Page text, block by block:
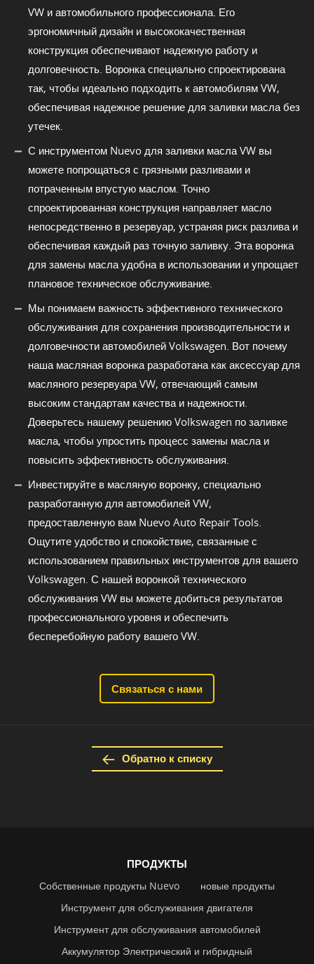
VW и автомобильного профессионала. Его
эргономичный дизайн и высококачественная
конструкция обеспечивают надежную работу и
долговечность. Воронка специально спроектирована
так, чтобы идеально подходить к автомобилям VW,
обеспечивая надежное решение для заливки масла без
утечек.
С инструментом Nuevo для заливки масла VW вы
можете попрощаться с грязными разливами и
потраченным впустую маслом. Точно
спроектированная конструкция направляет масло
непосредственно в резервуар, устраняя риск разлива и
обеспечивая каждый раз точную заливку. Эта воронка
для замены масла удобна в использовании и упрощает
плановое техническое обслуживание.
Мы понимаем важность эффективного технического
обслуживания для сохранения производительности и
долговечности автомобилей Volkswagen. Вот почему
наша масляная воронка разработана как аксессуар для
масляного резервуара VW, отвечающий самым
высоким стандартам качества и надежности.
Доверьтесь нашему решению Volkswagen по заливке
масла, чтобы упростить процесс замены масла и
повысить эффективность обслуживания.
Инвестируйте в масляную воронку, специально
разработанную для автомобилей VW,
предоставленную вам Nuevo Auto Repair Tools.
Ощутите удобство и спокойствие, связанные с
использованием правильных инструментов для вашего
Volkswagen. С нашей воронкой технического
обслуживания VW вы можете добиться результатов
профессионального уровня и обеспечить
бесперебойную работу вашего VW.
Связаться с нами
Обратно к списку
ПРОДУКТЫ
Собственные продукты Nuevo
новые продукты
Инструмент для обслуживания двигателя
Инструмент для обслуживания автомобилей
Аккумулятор Электрический и гибридный